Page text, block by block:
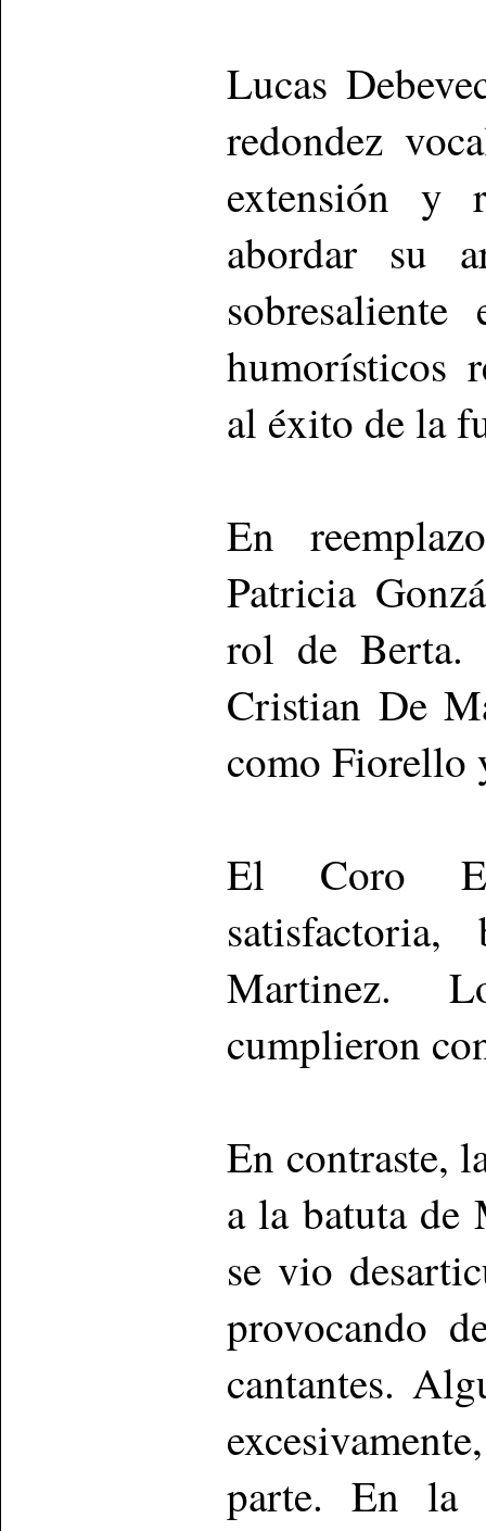
Lucas
redondez
extensión y
abordar su
humorísticos
al éxito de la
En
Patricia
rol de Berta.
Cristian De
como Fiorello
El Coro
Martinez.
cumplieron
En contraste,
a la batuta
se vio
provocando
cantantes.
parte. En la